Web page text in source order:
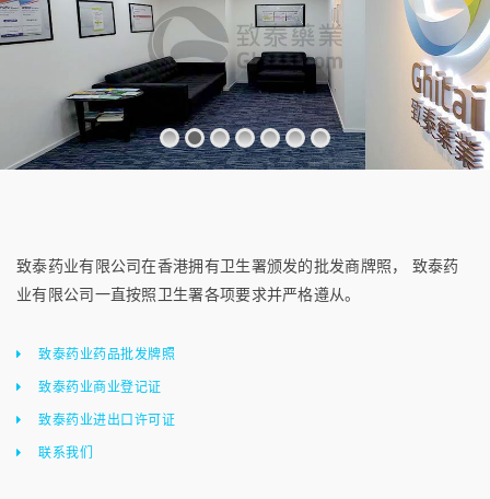
致泰药业有限公司在香港拥有卫生署颁发的批发商牌照， 致泰药
业有限公司一直按照卫生署各项要求并严格遵从。
致泰药业药品批发牌照
致泰药业商业登记证
致泰药业进出口许可证
联系我们